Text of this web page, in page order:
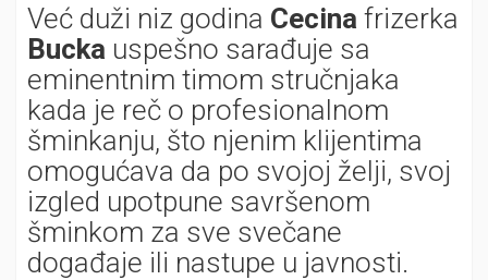
Već duži niz godina Cecina frizerka
Bucka uspešno sarađuje sa
eminentnim timom stručnjaka
kada je reč o profesionalnom
šminkanju, što njenim klijentima
omogućava da po svojoj želji, svoj
izgled upotpune savršenom
šminkom za sve svečane
događaje ili nastupe u javnosti.